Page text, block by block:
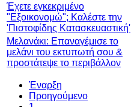
Έχετε εγκεκριμένο
"Εξοικονομώ"; Καλέστε την
'Πιστοφίδης Κατασκευαστική'
Μελανάκι: Επαναγέμισε το
μελάνι του εκτυπωτή σου &
προστάτεψε το περιβάλλον
Έναρξη
Προηγούμενο